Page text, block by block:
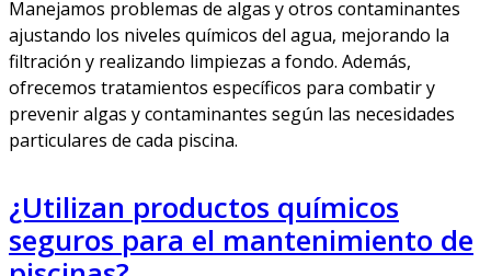
Manejamos problemas de algas y otros contaminantes
ajustando los niveles químicos del agua, mejorando la
filtración y realizando limpiezas a fondo. Además,
ofrecemos tratamientos específicos para combatir y
prevenir algas y contaminantes según las necesidades
particulares de cada piscina.
¿Utilizan productos químicos
seguros para el mantenimiento de